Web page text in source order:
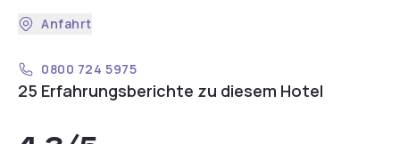
Anfahrt
0800 724 5975
25 Erfahrungsberichte zu diesem Hotel